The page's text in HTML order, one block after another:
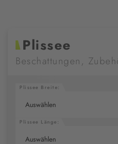
Plissee
Beschattungen,
Plissee Breite:
Plissee Länge: